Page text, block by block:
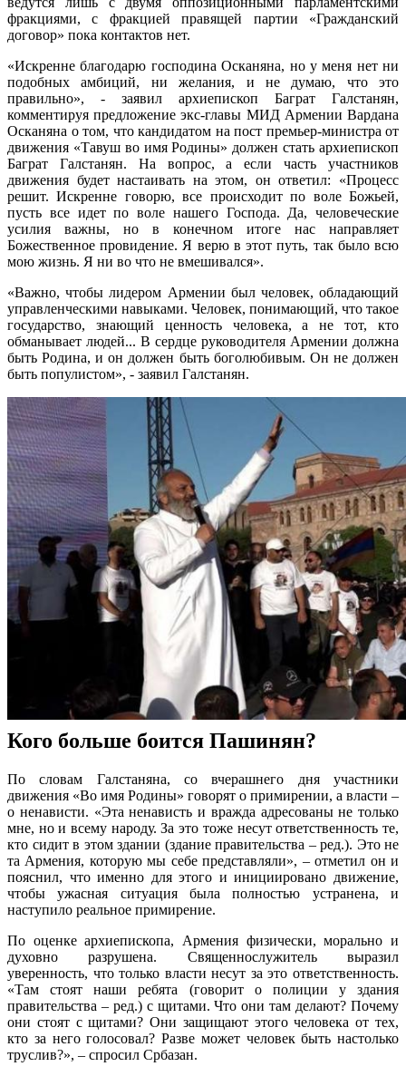
фракциями, с фракцией правящей партии «Гражданский
договор» пока контактов нет.
«Искренне благодарю господина Осканяна, но у меня нет ни
подобных амбиций, ни желания, и не думаю, что это
правильно», - заявил архиепископ Баграт Галстанян,
комментируя предложение экс-главы МИД Армении Вардана
Осканяна о том, что кандидатом на пост премьер-министра от
движения «Тавуш во имя Родины» должен стать архиепископ
Баграт Галстанян. На вопрос, а если часть участников
движения будет настаивать на этом, он ответил: «Процесс
решит. Искренне говорю, все происходит по воле Божьей,
пусть все идет по воле нашего Господа. Да, человеческие
усилия важны, но в конечном итоге нас направляет
Божественное провидение. Я верю в этот путь, так было всю
мою жизнь. Я ни во что не вмешивался».
«Важно, чтобы лидером Армении был человек, обладающий
управленческими навыками. Человек, понимающий, что такое
государство, знающий ценность человека, а не тот, кто
обманывает людей... В сердце руководителя Армении должна
быть Родина, и он должен быть боголюбивым. Он не должен
быть популистом», - заявил Галстанян.
Кого больше боится Пашинян?
По словам Галстаняна, со вчерашнего дня участники
движения «Во имя Родины» говорят о примирении, а власти –
о ненависти. «Эта ненависть и вражда адресованы не только
мне, но и всему народу. За это тоже несут ответственность те,
кто сидит в этом здании (здание правительства – ред.). Это не
та Армения, которую мы себе представляли», – отметил он и
пояснил, что именно для этого и инициировано движение,
чтобы ужасная ситуация была полностью устранена, и
наступило реальное примирение.
По оценке архиепископа, Армения физически, морально и
духовно разрушена. Священнослужитель выразил
уверенность, что только власти несут за это ответственность.
«Там стоят наши ребята (говорит о полиции у здания
правительства – ред.) с щитами. Что они там делают? Почему
они стоят с щитами? Они защищают этого человека от тех,
кто за него голосовал? Разве может человек быть настолько
труслив?», – спросил Србазан.